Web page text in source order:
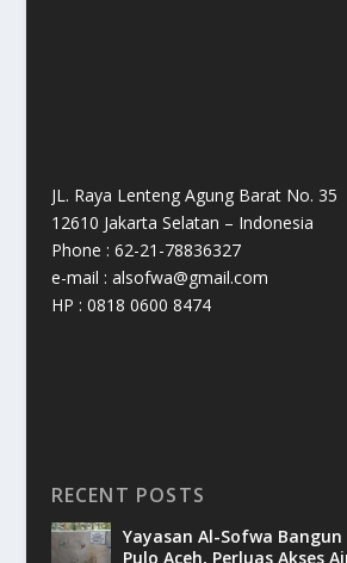
JL. Raya Lenteng Agung Barat No. 35
12610 Jakarta Selatan – Indonesia
Phone : 62-21-78836327
e-mail : alsofwa@gmail.com
HP : 0818 0600 8474
RECENT POSTS
Yayasan Al-Sofwa
Pulo Aceh, Perluas Akses